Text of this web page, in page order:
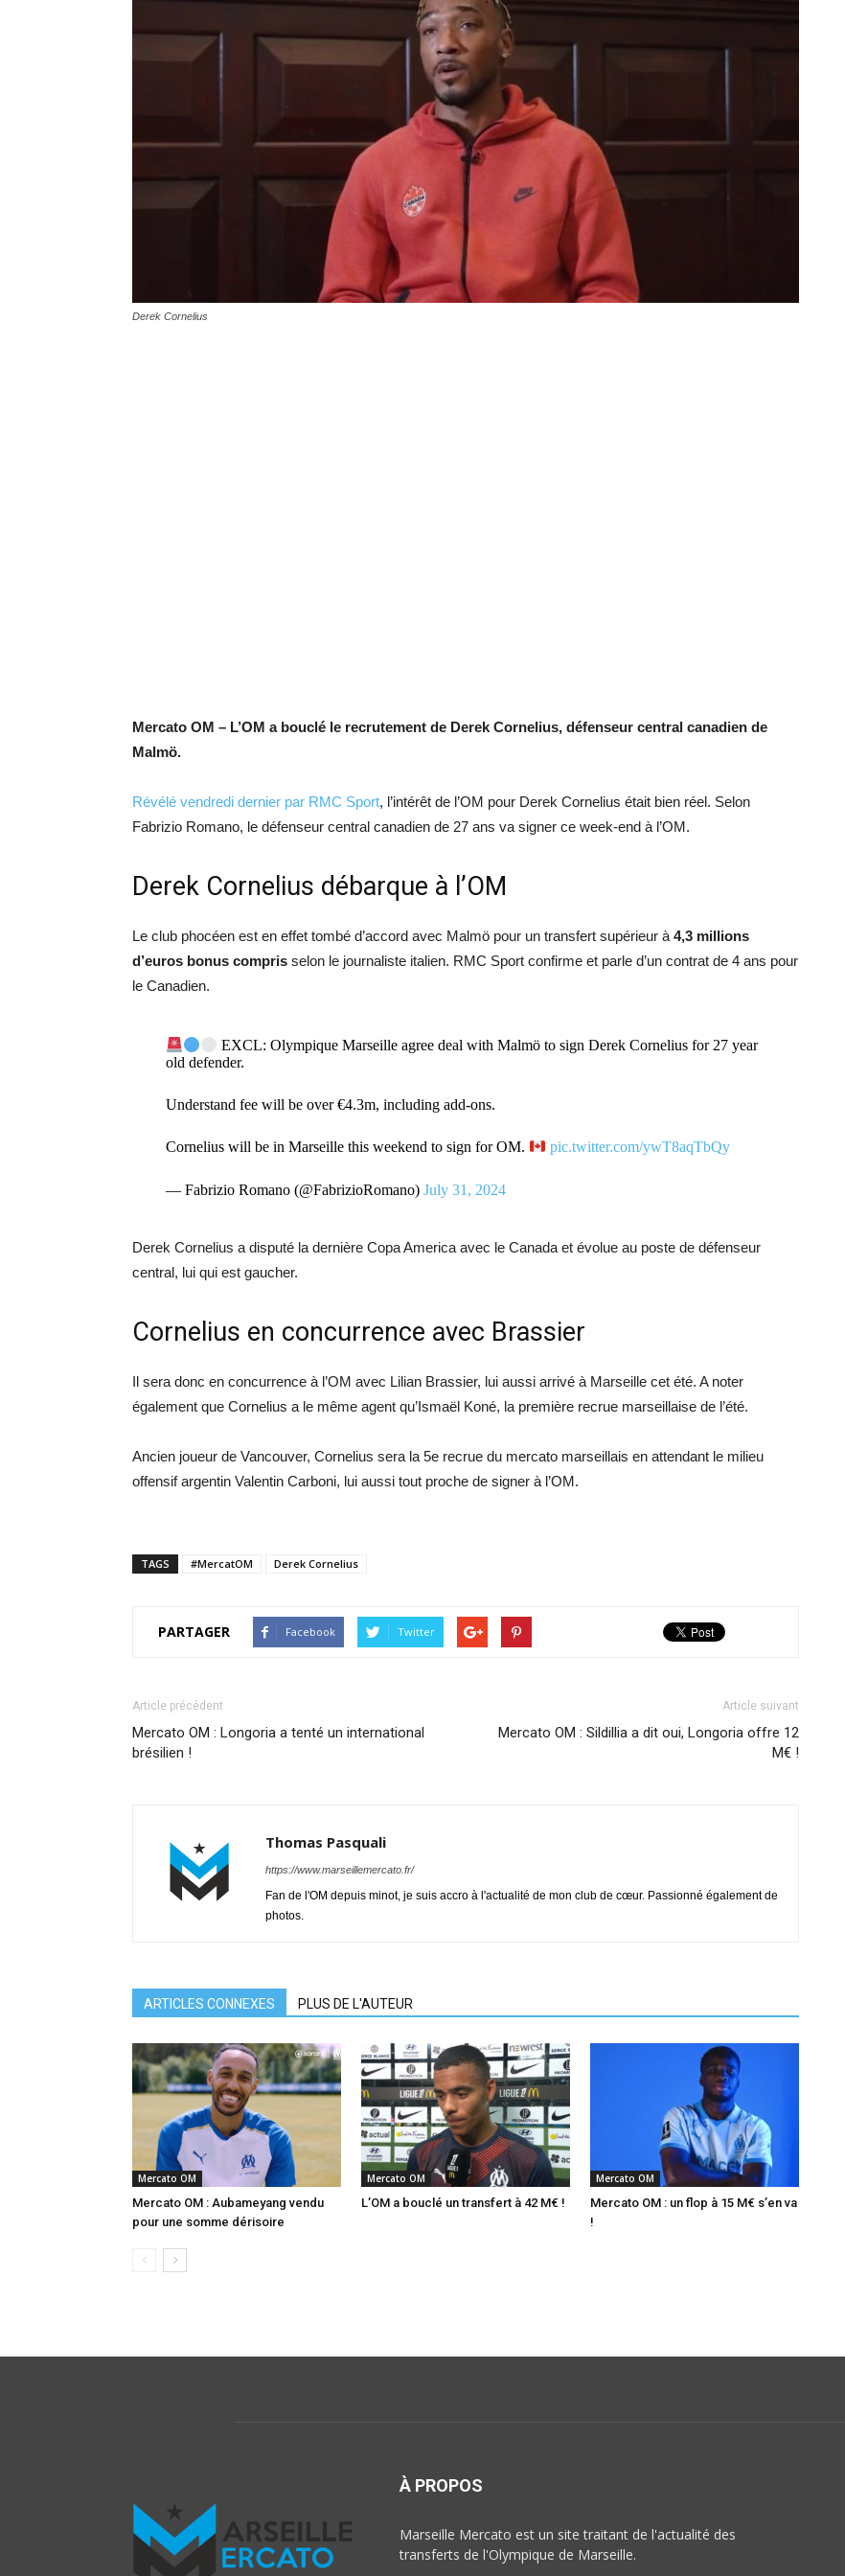
Derek Cornelius
Mercato OM – L’OM a bouclé le recrutement de Derek Cornelius, défenseur central canadien de
Malmö.
Révélé vendredi dernier par RMC Sport, l’intérêt de l’OM pour Derek Cornelius était bien réel. Selon
Fabrizio Romano, le défenseur central canadien de 27 ans va signer ce week-end à l’OM.
Derek Cornelius débarque à l’OM
Le club phocéen est en effet tombé d’accord avec Malmö pour un transfert supérieur à 4,3 millions
d’euros bonus compris selon le journaliste italien. RMC Sport confirme et parle d’un contrat de 4 ans pour
le Canadien.
EXCL: Olympique Marseille agree deal with Malmö to sign Derek Cornelius for 27 year
old defender.
Understand fee will be over €4.3m, including add-ons.
Cornelius will be in Marseille this weekend to sign for OM. pic.twitter.com/ywT8aqTbQy
— Fabrizio Romano (@FabrizioRomano) July 31, 2024
Derek Cornelius a disputé la dernière Copa America avec le Canada et évolue au poste de défenseur
central, lui qui est gaucher.
Cornelius en concurrence avec Brassier
Il sera donc en concurrence à l’OM avec Lilian Brassier, lui aussi arrivé à Marseille cet été. A noter
également que Cornelius a le même agent qu’Ismaël Koné, la première recrue marseillaise de l’été.
Ancien joueur de Vancouver, Cornelius sera la 5e recrue du mercato marseillais en attendant le milieu
offensif argentin Valentin Carboni, lui aussi tout proche de signer à l’OM.
TAGS #MercatOM Derek Cornelius
PARTAGER Facebook Twitter
Article précédent
Mercato OM : Longoria a tenté un international
brésilien !
Article suivant
Mercato OM : Sildillia a dit oui, Longoria offre 12
M€ !
Thomas Pasquali
https://www.marseillemercato.fr/
Fan de l'OM depuis minot, je suis accro à l'actualité de mon club de cœur. Passionné également de
photos.
ARTICLES CONNEXES PLUS DE L'AUTEUR
Mercato OM
Mercato OM : Aubameyang vendu
pour une somme dérisoire
Mercato OM
L’OM a bouclé un transfert à 42 M€ !
Mercato OM
Mercato OM : un flop à 15 M€ s’en va
!
À PROPOS
Marseille Mercato est un site traitant de l'actualité des
transferts de l'Olympique de Marseille.